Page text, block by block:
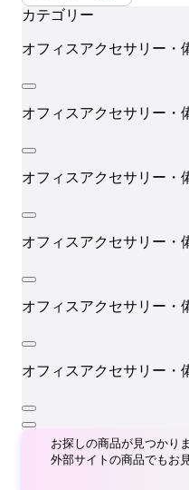
カテゴリー
オフィスアクセサリー・
オフィスアクセサリー・
オフィスアクセサリー・
オフィスアクセサリー・
オフィスアクセサリー・
オフィスアクセサリー・
お探しの商品が見つかり
外部サイトの商品でもお